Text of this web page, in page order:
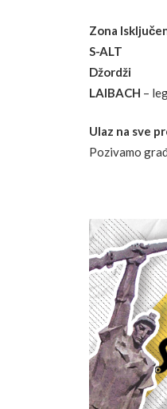
Zona
S-ALT
Džordži
LAIBACH –
Ulaz na sve
Pozivamo